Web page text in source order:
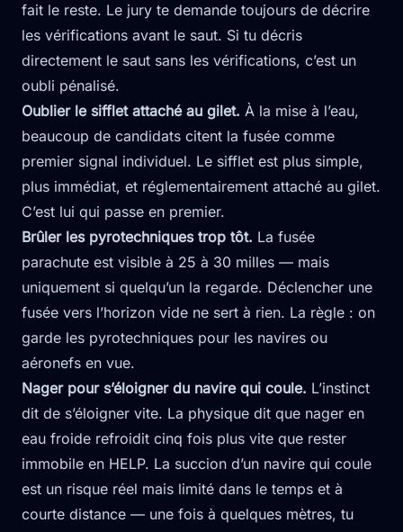
fait le reste. Le jury te demande toujours de décrire
les vérifications avant le saut. Si tu décris
directement le saut sans les vérifications, c’est un
oubli pénalisé.
Oublier le sifflet attaché au gilet. À la mise à l’eau,
beaucoup de candidats citent la fusée comme
premier signal individuel. Le sifflet est plus simple,
plus immédiat, et réglementairement attaché au gilet.
C’est lui qui passe en premier.
Brûler les pyrotechniques trop tôt. La fusée
parachute est visible à 25 à 30 milles — mais
uniquement si quelqu’un la regarde. Déclencher une
fusée vers l’horizon vide ne sert à rien. La règle : on
garde les pyrotechniques pour les navires ou
aéronefs en vue.
Nager pour s’éloigner du navire qui coule. L’instinct
dit de s’éloigner vite. La physique dit que nager en
eau froide refroidit cinq fois plus vite que rester
immobile en HELP. La succion d’un navire qui coule
est un risque réel mais limité dans le temps et à
courte distance — une fois à quelques mètres, tu